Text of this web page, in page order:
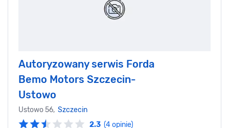
Autoryzowany serwis Forda
Bemo Motors Szczecin-
Ustowo
Ustowo 56, Szczecin
2.3 (4 opinie)